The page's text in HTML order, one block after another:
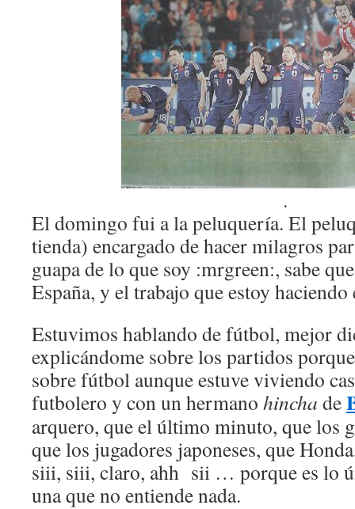
.
El domingo fui a la peluquería. El
tienda) encargado de hacer milagros
guapa de lo que soy :mrgreen:, sabe
España, y el trabajo que estoy
Estuvimos hablando de fútbol, mejor
explicándome sobre los partidos
sobre fútbol aunque estuve viviendo
futbolero y con un hermano hincha de
arquero, que el último minuto, que los
que los jugadores japoneses, que
siii, siii, claro, ahh sii … porque es lo
una que no entiende nada.